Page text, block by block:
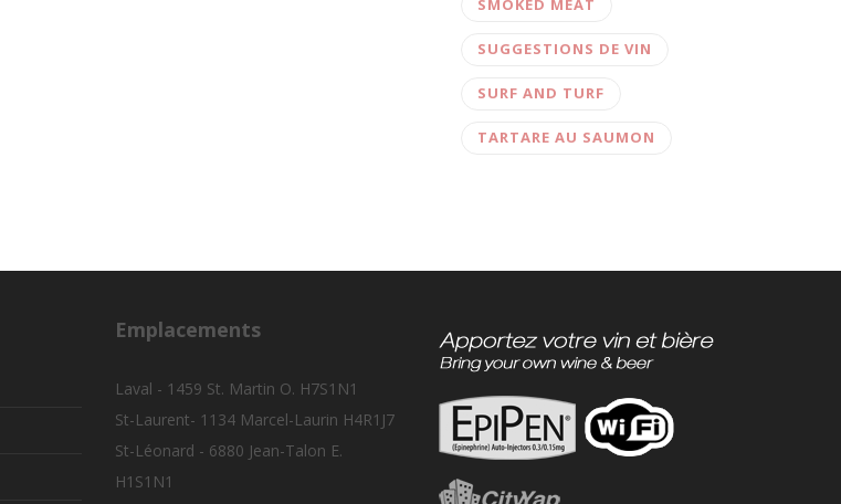
SMOKED MEAT
SUGGESTIONS DE VIN
SURF AND TURF
TARTARE AU SAUMON
Emplacements
Laval - 1459 St. Martin O. H7S1N1
St-Laurent- 1134 Marcel-Laurin H4R1J7
St-Léonard - 6880 Jean-Talon E.
H1S1N1
EN